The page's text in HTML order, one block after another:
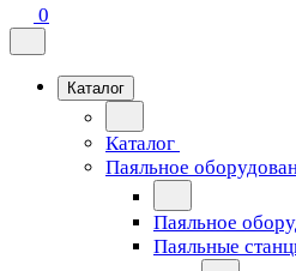
0
Каталог
Каталог
Паяльное
Паяльное
Паяльные